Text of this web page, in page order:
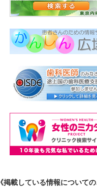
《掲載している情報についての